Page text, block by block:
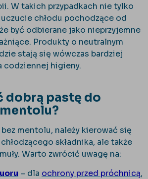
W takich przypadkach nie tylko
uczucie chłodu pochodzące od
być odbierane jako nieprzyjemne
Produkty o neutralnym
stają się wówczas bardziej
codziennej higieny.
dobrą pastę do
mentolu, należy kierować się
składnika, ale także
Warto zwrócić uwagę na:
– dla ochrony przed próchnicą,